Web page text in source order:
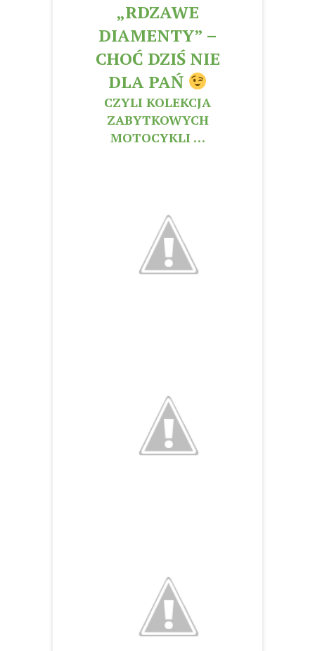
„RDZAWE
DIAMENTY” –
CHOĆ DZIŚ NIE
DLA PAŃ
CZYLI KOLEKCJA
ZABYTKOWYCH
MOTOCYKLI …